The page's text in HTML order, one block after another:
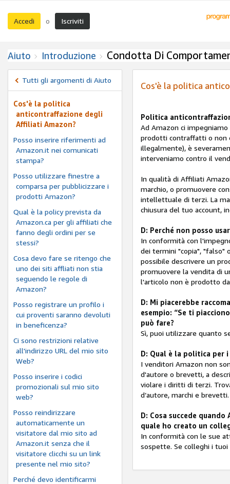
Accedi o Iscriviti
Aiuto Introduzione Condotta Di
Tutti gli argomenti di Aiuto
Cos'è la politica
anticontraffazione degli
Affiliati Amazon?
Posso inserire riferimenti ad
Amazon.it nei comunicati
stampa?
Posso utilizzare finestre a
comparsa per pubblicizzare i
prodotti Amazon?
Qual è la policy prevista da
Amazon.ca per gli affiliati che
fanno degli ordini per se
stessi?
Cosa devo fare se ritengo che
uno dei siti affliati non stia
seguendo le regole di
Amazon?
Posso registrare un profilo i
cui proventi saranno devoluti
in beneficenza?
Ci sono restrizioni relative
all'indirizzo URL del mio sito
Web?
Posso inserire i codici
promozionali sul mio sito
web?
Posso reindirizzare
automaticamente un
visitatore dal mio sito ad
Amazon.it senza che il
visitatore clicchi su un link
presente nel mio sito?
Perché devo identificarmi
Cos'è la politica
Politica
Ad Amazon ci
prodotti contraffatti o non
illegalmente), è
interveniamo contro il
In qualità di Affiliati
marchio, o promuovere
intellettuale di terzi. La
chiusura del tuo account,
D: Perché non posso
In conformità con
dei termini "copia", "falso"
possibile descrivere un
promuovere la vendita di
l'articolo non è prodotto
D: Mi piacerebbe
esempio: “Se ti
può fare?
Sì, puoi utilizzare quanto
D: Qual è la politica per
I venditori Amazon non
d'autore o brevetti, a
violare i diritti di terzi.
d’autore, marchi e brevetti.
D: Cosa succede
quale ho creato un
In conformità con le sue
sospette. Se colleghi i